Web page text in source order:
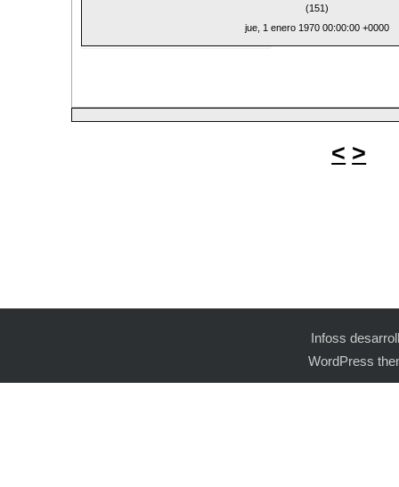
(151)
jue, 1 enero 1970 00:00:00 +0000
< >
Infoss
WordPress